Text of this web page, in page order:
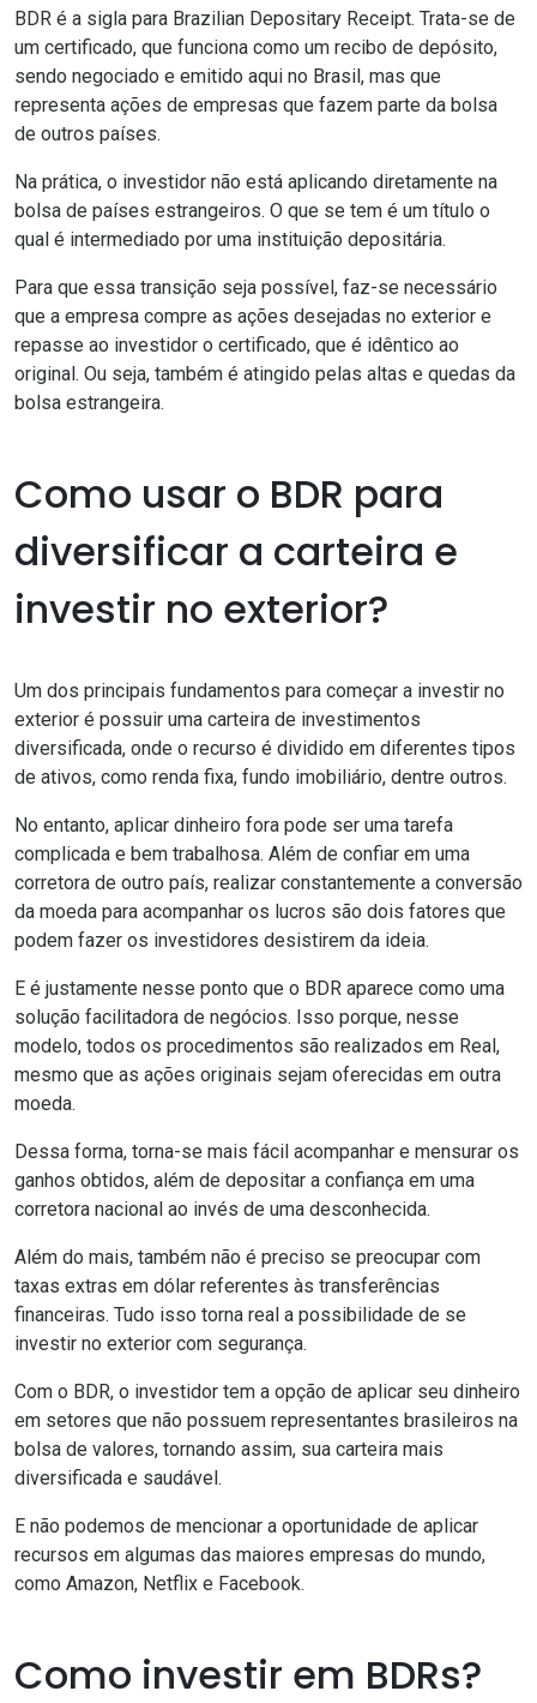
BDR é a sigla para Brazilian Depositary Receipt. Trata-se de
um certificado, que funciona como um recibo de depósito,
sendo negociado e emitido aqui no Brasil, mas que
representa ações de empresas que fazem parte da bolsa
de outros países.
Na prática, o investidor não está aplicando diretamente na
bolsa de países estrangeiros. O que se tem é um título o
qual é intermediado por uma instituição depositária.
Para que essa transição seja possível, faz-se necessário
que a empresa compre as ações desejadas no exterior e
repasse ao investidor o certificado, que é idêntico ao
original. Ou seja, também é atingido pelas altas e quedas da
bolsa estrangeira.
Como usar o BDR para
diversificar a carteira e
investir no exterior?
Um dos principais fundamentos para começar a investir no
exterior é possuir uma carteira de investimentos
diversificada, onde o recurso é dividido em diferentes tipos
de ativos, como renda fixa, fundo imobiliário, dentre outros.
No entanto, aplicar dinheiro fora pode ser uma tarefa
complicada e bem trabalhosa. Além de confiar em uma
corretora de outro país, realizar constantemente a conversão
da moeda para acompanhar os lucros são dois fatores que
podem fazer os investidores desistirem da ideia.
E é justamente nesse ponto que o BDR aparece como uma
solução facilitadora de negócios. Isso porque, nesse
modelo, todos os procedimentos são realizados em Real,
mesmo que as ações originais sejam oferecidas em outra
moeda.
Dessa forma, torna-se mais fácil acompanhar e mensurar os
ganhos obtidos, além de depositar a confiança em uma
corretora nacional ao invés de uma desconhecida.
Além do mais, também não é preciso se preocupar com
taxas extras em dólar referentes às transferências
financeiras. Tudo isso torna real a possibilidade de se
investir no exterior com segurança.
Com o BDR, o investidor tem a opção de aplicar seu dinheiro
em setores que não possuem representantes brasileiros na
bolsa de valores, tornando assim, sua carteira mais
diversificada e saudável.
E não podemos de mencionar a oportunidade de aplicar
recursos em algumas das maiores empresas do mundo,
como Amazon, Netflix e Facebook.
Como investir em BDRs?